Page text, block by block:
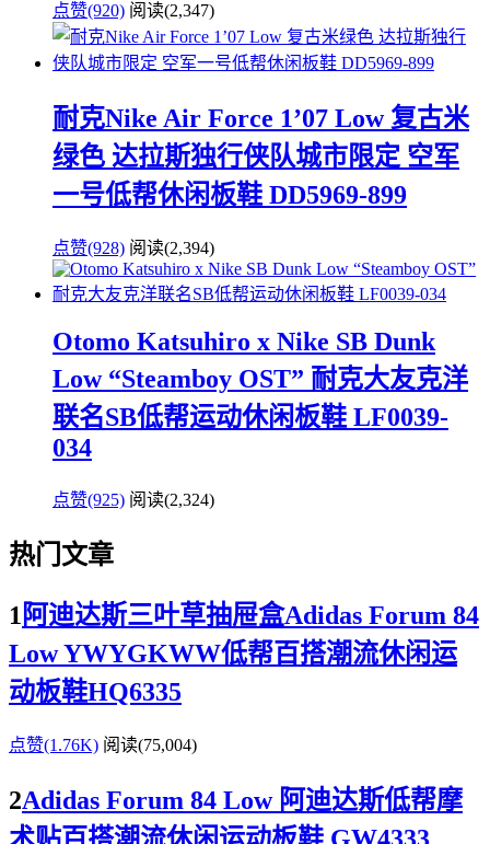
点赞(920) 阅读(2,347)
耐克Nike Air Force 1’07 Low 复古米
绿色 达拉斯独行侠队城市限定 空军
一号低帮休闲板鞋 DD5969-899
点赞(928) 阅读(2,394)
Otomo Katsuhiro x Nike SB Dunk
Low “Steamboy OST” 耐克大友克洋
联名SB低帮运动休闲板鞋 LF0039-
034
点赞(925) 阅读(2,324)
热门文章
1 阿迪达斯三叶草抽屉盒Adidas Forum 84
Low YWYGKWW低帮百搭潮流休闲运
动板鞋HQ6335
点赞(1.76K) 阅读(75,004)
2Adidas Forum 84 Low 阿迪达斯低帮摩
术贴百搭潮流休闲运动板鞋 GW4333